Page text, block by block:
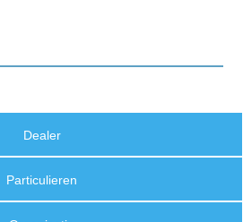
Dealer
Particulieren